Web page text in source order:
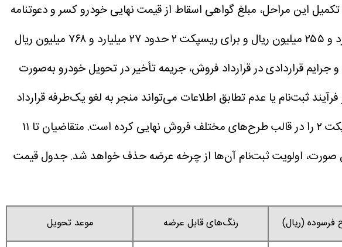
این مراحل، مبلغ گواهی اسقاط از قیمت نهایی خودرو کسر و دعوتنامه
در این طرح، پیش‌پرداخت مرحله اول برای فیدلیتی الیت حدود ۳۹ میلیارد و ۲۵۵ میلیون ریال و برای ریسپکت ۲ حدود ۲۷ میلیارد و ۷۶۸ میلیون ریال
جرایم قراردادیدر قرارداد فروش، جریمه تأخیر در تحویل خودرو به‌صورت
هرگونه تخلف در فرآیند ثبت‌نام یا عدم تطابق اطلاعات می‌تواند منجر به لغو یک‌طرفه قرارداد
با آغاز این مرحله از فروش، بهمن موتور فرآیند تخصیص قطعی دو محصول فیدلیتی الیت و ریسپکت ۲ را در قالب طرح‌های مختلف فروش نهایی کرده است. متقاضیان تا ۱۱
جدول قیمت
(ریال) رنگ‌های قابل عرضه موعد تحویل